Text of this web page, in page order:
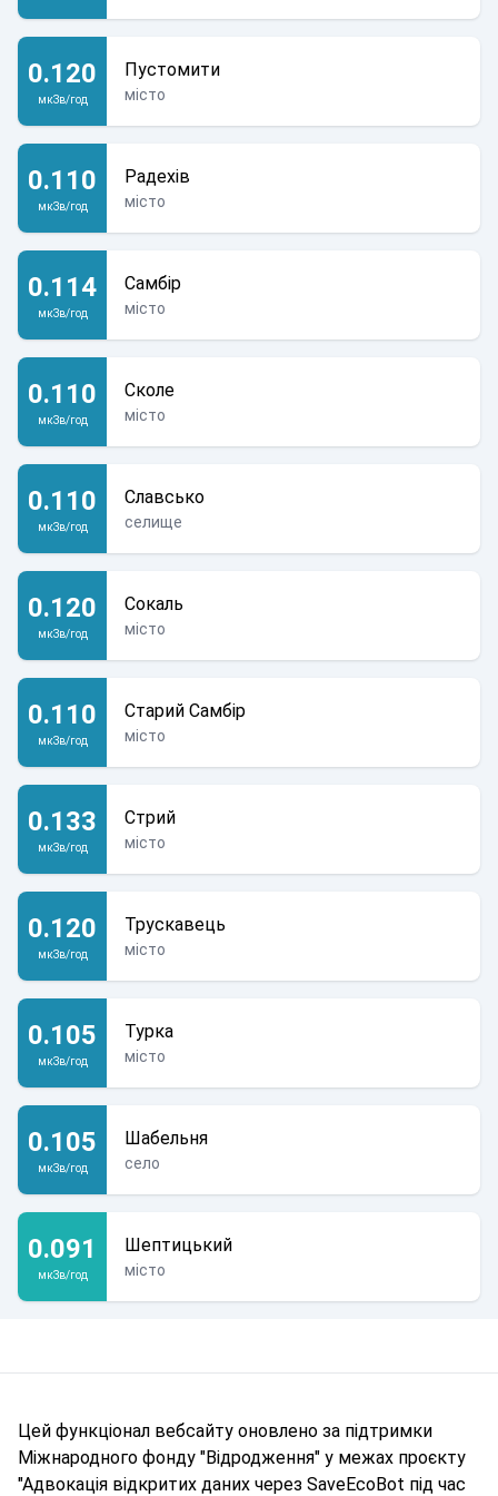
0.120
мкЗв/год
Пустомити
місто
0.110
мкЗв/год
Радехів
місто
0.114
мкЗв/год
Самбір
місто
0.110
мкЗв/год
Сколе
місто
0.110
мкЗв/год
Славсько
селище
0.120
мкЗв/год
Сокаль
місто
0.110
мкЗв/год
Старий Самбір
місто
0.133
мкЗв/год
Стрий
місто
0.120
мкЗв/год
Трускавець
місто
0.105
мкЗв/год
Турка
місто
0.105
мкЗв/год
Шабельня
село
0.091
мкЗв/год
Шептицький
місто
Цей функціонал вебсайту оновлено за підтримки
Міжнародного фонду "Відродження" у межах проєкту
"Адвокація відкритих даних через SaveEcoBot під час